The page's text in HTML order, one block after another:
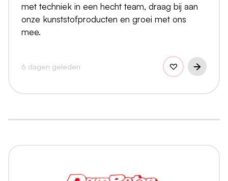
met techniek in een hecht team, draag bij aan
onze kunststofproducten en groei met ons
mee.
6 dagen geleden